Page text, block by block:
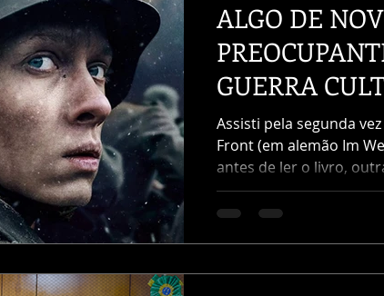
ALGO DE
GUERRA
Assisti pela segunda
Front (em alemão Im
antes de ler o livro,